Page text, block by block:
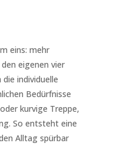
eins: mehr
eigenen vier
individuelle
Bedürfnisse
kurvige Treppe,
So entsteht eine
Alltag spürbar